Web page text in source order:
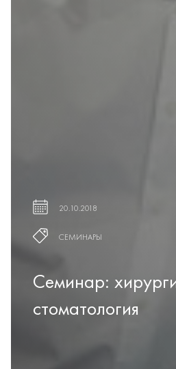
20.10.2018
СЕМИНАРЫ
Семинар:
стоматология